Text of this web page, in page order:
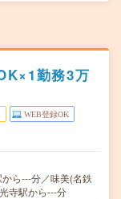
勤務3万
WEB登録OK
ら---分／味美(名鉄
寺駅から---分